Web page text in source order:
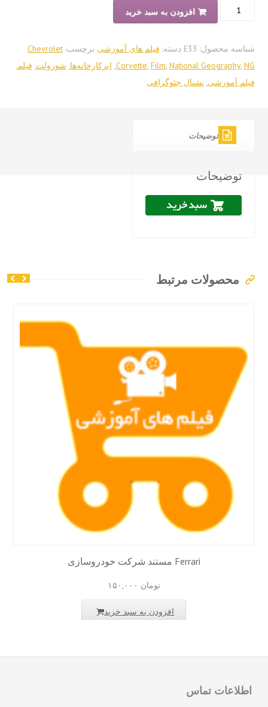
افزودن به سبد خرید
محصول:E33 دسته: فیلم های آموزشی برچسب:Chevrolet
Corvette,Film,National Geography
,ابرکارخانه‌ها ,شورولت,فیلم,
آموزشی,نشنال جئوگرافی
توضیحات
توضیحات
محصولات مرتبط
مستند شرکت خودروسازی Ferrari
۱۵۰,۰۰۰
افزودن به سبد خرید
تماس